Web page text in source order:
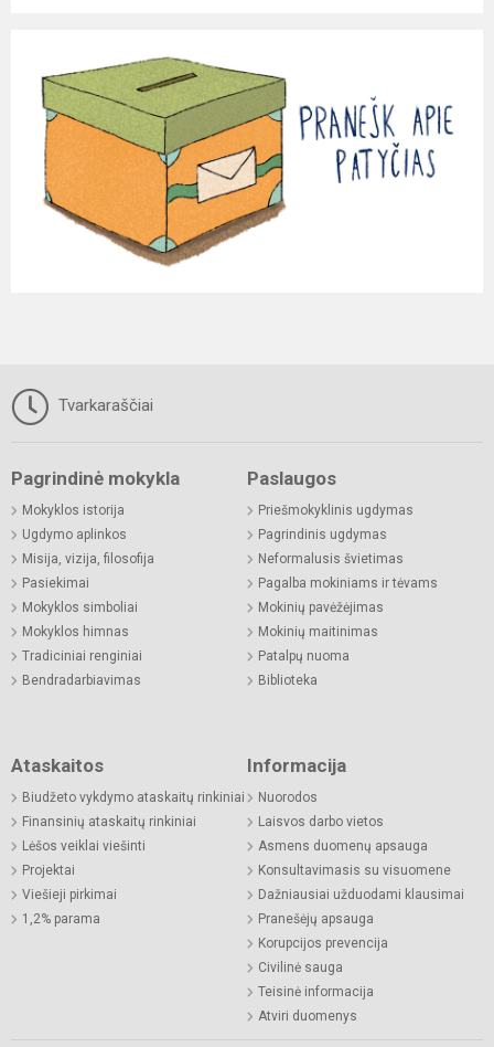
Tvarkaraščiai
Pagrindinė mokykla
Mokyklos istorija
Ugdymo aplinkos
Misija, vizija, filosofija
Pasiekimai
Mokyklos simboliai
Mokyklos himnas
Tradiciniai renginiai
Bendradarbiavimas
Paslaugos
Priešmokyklinis ugdymas
Pagrindinis ugdymas
Neformalusis švietimas
Pagalba mokiniams ir tėvams
Mokinių pavėžėjimas
Mokinių maitinimas
Patalpų nuoma
Biblioteka
Ataskaitos
Biudžeto vykdymo ataskaitų rinkiniai
Finansinių ataskaitų rinkiniai
Lėšos veiklai viešinti
Projektai
Viešieji pirkimai
1,2% parama
Informacija
Nuorodos
Laisvos darbo vietos
Asmens duomenų apsauga
Konsultavimasis su visuomene
Dažniausiai užduodami klausimai
Pranešėjų apsauga
Korupcijos prevencija
Civilinė sauga
Teisinė informacija
Atviri duomenys